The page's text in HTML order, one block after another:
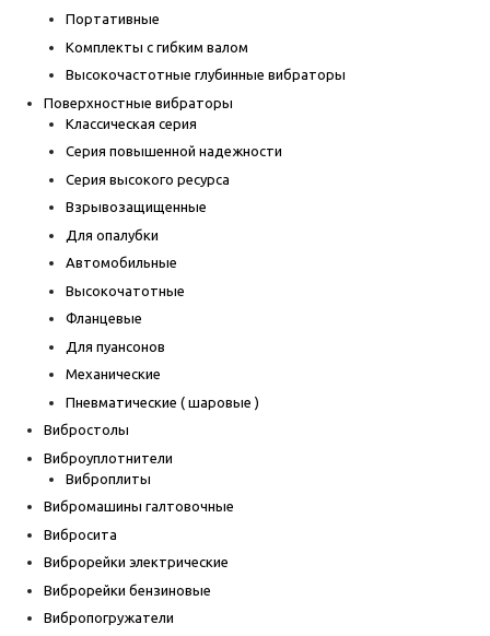
Портативные
Комплекты с гибким валом
Высокочастотные глубинные вибраторы
Поверхностные вибраторы
Классическая серия
Серия повышенной надежности
Серия высокого ресурса
Взрывозащищенные
Для опалубки
Автомобильные
Высокочатотные
Фланцевые
Для пуансонов
Механические
Пневматические ( шаровые )
Вибростолы
Виброуплотнители
Виброплиты
Вибромашины галтовочные
Вибросита
Виброрейки электрические
Виброрейки бензиновые
Вибропогружатели